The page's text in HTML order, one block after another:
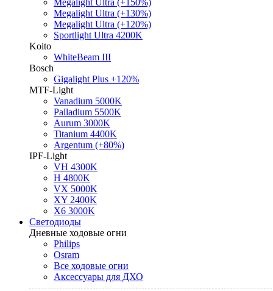
Megalight Ultra (+150%)
Megalight Ultra (+130%)
Megalight Ultra (+120%)
Sportlight Ultra 4200K
Koito
WhiteBeam III
Bosch
Gigalight Plus +120%
MTF-Light
Vanadium 5000K
Palladium 5500K
Aurum 3000K
Titanium 4400K
Argentum (+80%)
IPF-Light
VH 4300K
H 4800K
VX 5000K
XY 2400K
X6 3000K
Светодиоды
Дневные ходовые огни
Philips
Osram
Все ходовые огни
Аксессуары для ДХО